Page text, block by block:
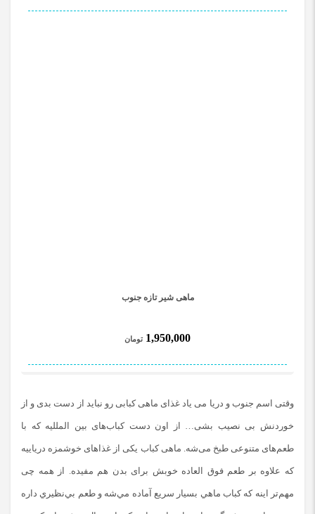
ماهی شیر تازه جنوب
1,950,000 تومان
وقتی اسم جنوب و دریا می یاد غذای ماهی کبابی رو نباید از دست بدی و از
خوردنش بی نصیب بشی… از اون دست کباب‌های بین المللیه که با
طعم‌های متنوعی طبخ می‌شه. ماهی کباب یکی از غذاهای خوشمزه دریاییه
که علاوه بر طعم فوق العاده خوبش برای بدن هم مفیده. از همه چی
مهم‌تر اینه که کباب ماهي بسيار سريع آماده مي‌شه و طعم بي‌نظيري داره